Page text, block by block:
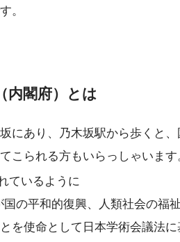
。
内閣府）とは
にあり、乃木坂駅から歩くと
こられる方もいらっしゃいます
ているように
国の平和的復興、人類社会の福
を使命として日本学術会議法